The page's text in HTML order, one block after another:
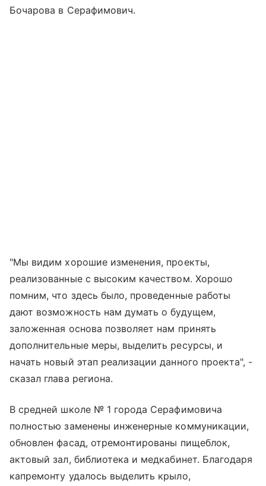
Бочарова в Серафимович.
"Мы видим хорошие изменения, проекты,
реализованные с высоким качеством. Хорошо
помним, что здесь было, проведенные работы
дают возможность нам думать о будущем,
заложенная основа позволяет нам принять
дополнительные меры, выделить ресурсы, и
начать новый этап реализации данного проекта", -
сказал глава региона.
В средней школе № 1 города Серафимовича
полностью заменены инженерные коммуникации,
обновлен фасад, отремонтированы пищеблок,
актовый зал, библиотека и медкабинет. Благодаря
капремонту удалось выделить крыло,